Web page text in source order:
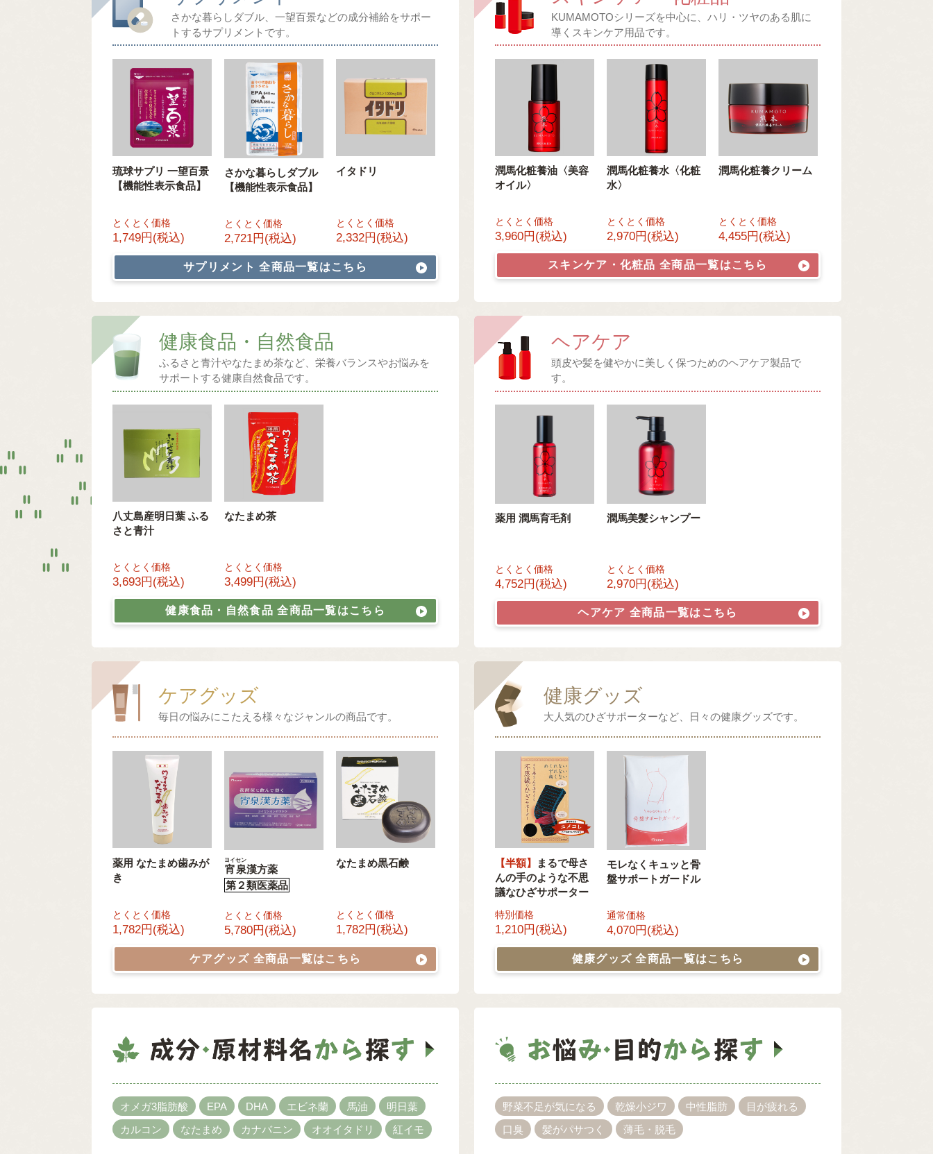
さかな暮らしダブル、一望百景などの成分補給をサポー
トするサプリメントです。
琉球サプリ 一望百景
【機能性表示食品】
とくとく価格
1,749円(税込)
さかな暮らしダブル
【機能性表示食品】
とくとく価格
2,721円(税込)
イタドリ
とくとく価格
2,332円(税込)
サプリメント全商品一覧はこちら
KUMAMOTOシリーズを中心に、ハリ・ツヤのある肌に
導くスキンケア用品です。
潤馬化粧養油〈美容
オイル〉
とくとく価格
3,960円(税込)
潤馬化粧養水〈化粧
水〉
とくとく価格
2,970円(税込)
潤馬化粧養クリーム
とくとく価格
4,455円(税込)
スキンケア・化粧品全商品一覧はこちら
健康食品・自然食品
ふるさと青汁やなたまめ茶など、栄養バランスやお悩みを
サポートする健康自然食品です。
八丈島産明日葉 ふる
さと青汁
とくとく価格
3,693円(税込)
なたまめ茶
とくとく価格
3,499円(税込)
健康食品・自然食品全商品一覧はこちら
ヘアケア
頭皮や髪を健やかに美しく保つためのヘアケア製品で
す。
薬用 潤馬育毛剤
とくとく価格
4,752円(税込)
潤馬美髪シャンプー
とくとく価格
2,970円(税込)
ヘアケア 全商品一覧はこちら
ケアグッズ
毎日の悩みにこたえる様々なジャンルの商品です。
薬用 なたまめ歯みが
き
とくとく価格
1,782円(税込)
宵泉
ヨイセン
漢方薬
第２類医薬品
とくとく価格
5,780円(税込)
なたまめ黒石鹸
とくとく価格
1,782円(税込)
ケアグッズ 全商品一覧はこちら
健康グッズ
大人気のひざサポーターなど、日々の健康グッズです。
【半額】
まるで母さ
んの手のような不思
議なひざサポーター
特別価格
1,210円(税込)
モレなくキュッと骨
盤サポートガードル
通常価格
4,070円(税込)
健康グッズ全商品一覧はこちら
オメガ3脂肪酸 EPA DHA エビネ蘭 馬油
明日葉
カルコン
なたまめ カナバニン オオイタドリ 紅イモ
野菜不足が気になる 乾燥小ジワ 中性脂肪
目が疲れる
口臭
髪がパサつく 薄毛・脱毛